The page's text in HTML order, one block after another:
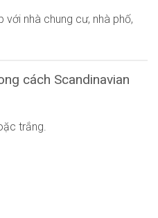
với nhà chung cư, nhà phố,
cách Scandinavian
trắng.